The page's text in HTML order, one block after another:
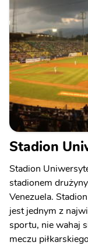
Stadion
Stadion
stadionem
Venezuela.
jest jednym z
sportu, nie wahaj
meczu